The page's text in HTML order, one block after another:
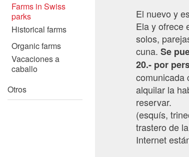
Farms in Swiss
parks
Historical farms
Organic farms
Vacaciones a
caballo
Otros
El nuevo y
Ela y ofrece
solos,
cuna.Se
20.- por
comunicada
alquilar la
reservar.
(esquís,
trastero de
Internet